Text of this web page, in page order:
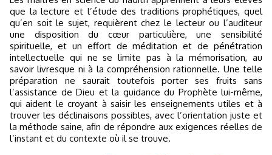
que la lecture et l’étude des traditions prophétiques, quel
qu’en soit le sujet, requièrent chez le lecteur ou l’auditeur
une disposition du cœur particulière, une sensibilité
spirituelle, et un effort de méditation et de pénétration
intellectuelle qui ne se limite pas à la mémorisation, au
savoir livresque ni à la compréhension rationnelle. Une telle
préparation ne saurait toutefois porter ses fruits sans
l’assistance de Dieu et la guidance du Prophète lui-même,
qui aident le croyant à saisir les enseignements utiles et à
trouver les déclinaisons possibles, avec l’orientation juste et
la méthode saine, afin de répondre aux exigences réelles de
l’instant et du contexte où il se trouve.